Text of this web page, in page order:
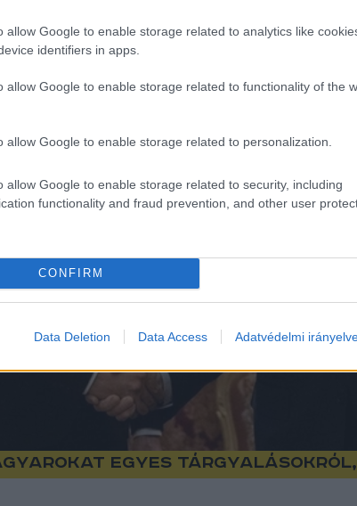
allow Google to enable storage related to analytics like
identifiers in apps.
allow Google to enable storage related to functionality of the
allow Google to enable storage related to personalization.
allow Google to enable storage related to security, including
functionality and fraud prevention, and other user
CONFIRM
Data Deletion Data Access Adatvédelmi
egyes